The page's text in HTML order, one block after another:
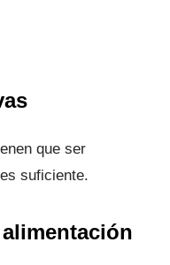
que ser
suficiente.